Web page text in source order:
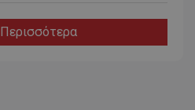
Περισσότερα